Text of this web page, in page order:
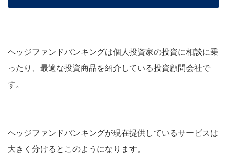
ヘッジファンドバンキングは個人投資家の投資に相談に乗
ったり、最適な投資商品を紹介している投資顧問会社で
す。
ヘッジファンドバンキングが現在提供しているサービスは
大きく分けるとこのようになります。